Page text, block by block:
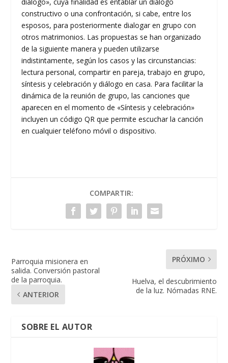
constructivo o una confrontación, si cabe, entre los
esposos, para posteriormente dialogar en grupo con
otros matrimonios. Las propuestas se han organizado
de la siguiente manera y pueden utilizarse
indistintamente, según los casos y las circunstancias:
lectura personal, compartir en pareja, trabajo en grupo,
síntesis y celebración y diálogo en casa. Para facilitar la
dinámica de la reunión de grupo, las canciones que
aparecen en el momento de «Síntesis y celebración»
incluyen un código QR que permite escuchar la canción
en cualquier teléfono móvil o dispositivo.
COMPARTIR:
Parroquia misionera en
salida. Conversión pastoral
de la parroquia.
ANTERIOR
PRÓXIMO
Huelva, el descubrimiento
de la luz. Nómadas RNE.
SOBRE EL AUTOR